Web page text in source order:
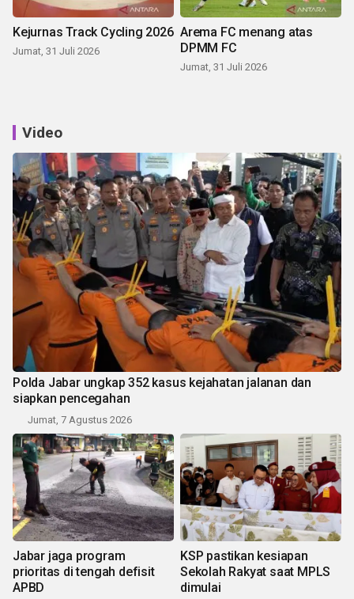
Kejurnas Track Cycling 2026
Jumat, 31 Juli 2026
Arema FC menang atas
DPMM FC
Jumat, 31 Juli 2026
Video
Polda Jabar ungkap 352 kasus kejahatan jalanan dan
siapkan pencegahan
Jumat, 7 Agustus 2026
Jabar jaga program
prioritas di tengah defisit
APBD
KSP pastikan kesiapan
Sekolah Rakyat saat MPLS
dimulai